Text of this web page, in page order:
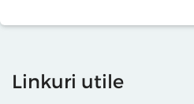
Linkuri utile